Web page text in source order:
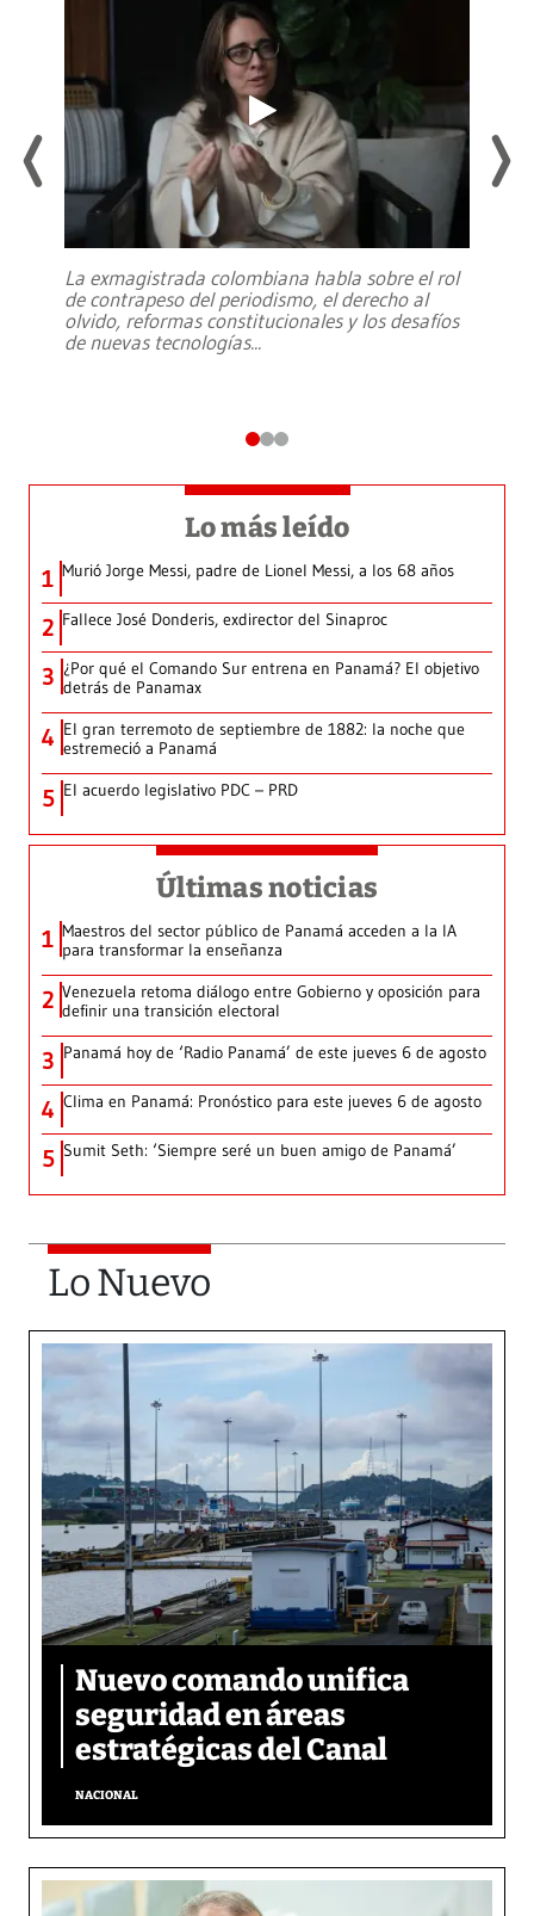
La exmagistrada colombiana habla sobre el rol
de contrapeso del periodismo, el derecho al
olvido, reformas constitucionales y los desafíos
de nuevas tecnologías...
Lo más leído
1 Murió Jorge Messi, padre de Lionel Messi, a los 68 años
2 Fallece José Donderis, exdirector del Sinaproc
3 ¿Por qué el Comando Sur entrena en Panamá? El objetivo
detrás de Panamax
4 El gran terremoto de septiembre de 1882: la noche que
estremeció a Panamá
5 El acuerdo legislativo PDC – PRD
Últimas noticias
1 Maestros del sector público de Panamá acceden a la IA
para transformar la enseñanza
2 Venezuela retoma diálogo entre Gobierno y oposición para
definir una transición electoral
3 Panamá hoy de ‘Radio Panamá’ de este jueves 6 de agosto
4 Clima en Panamá: Pronóstico para este jueves 6 de agosto
5 Sumit Seth: ‘Siempre seré un buen amigo de Panamá’
Lo Nuevo
Nuevo comando unifica
seguridad en áreas
estratégicas del Canal
NACIONAL